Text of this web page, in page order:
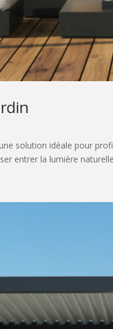
solution idéale pour
entrer la lumière